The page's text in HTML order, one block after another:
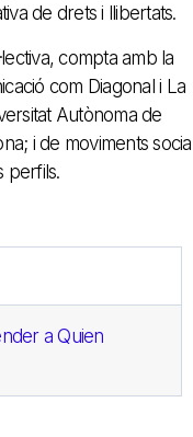
de drets i llibertats.
compta amb la
com Diagonal i La
Autònoma de
i de moviments
perfils.
a Quien